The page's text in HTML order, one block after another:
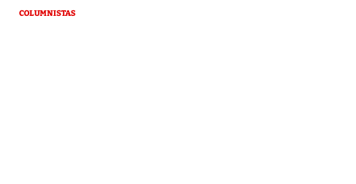
COLUMNISTAS